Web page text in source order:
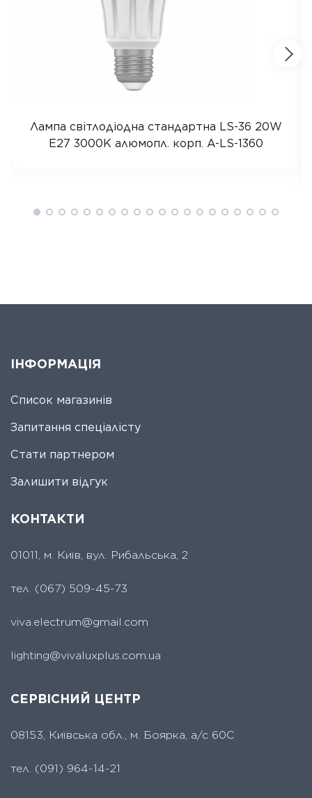
Лампа світлодіодна стандартна LS-36 20W
E27 3000K алюмопл. корп. A-LS-1360
ІНФОРМАЦІЯ
Список магазинів
Запитання спеціалісту
Стати партнером
Залишити відгук
КОНТАКТИ
01011, м. Київ, вул. Рибальська, 2
тел. (067) 509-45-73
viva.electrum@gmail.com
lighting@vivaluxplus.com.ua
СЕРВІСНИЙ ЦЕНТР
08153, Київська обл., м. Боярка, а/с 60С
тел. (091) 964-14-21